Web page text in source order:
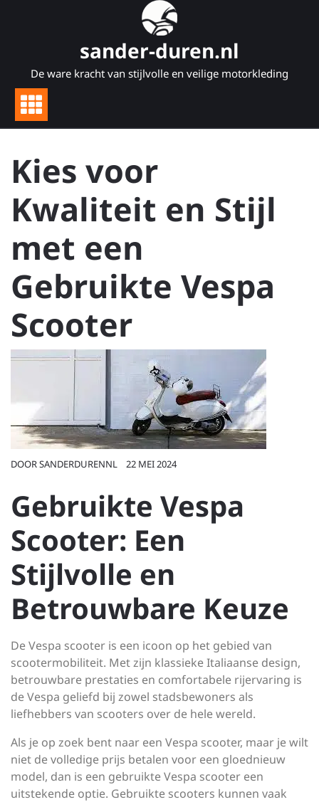
sander-duren.nl
De ware kracht van stijlvolle en veilige motorkleding
Kies voor
Kwaliteit en Stijl
met een
Gebruikte Vespa
Scooter
DOORSANDERDURENNL 22 MEI 2024
Gebruikte Vespa
Scooter: Een
Stijlvolle en
Betrouwbare Keuze
De Vespa scooter is een icoon op het gebied van
scootermobiliteit. Met zijn klassieke Italiaanse design,
betrouwbare prestaties en comfortabele rijervaring is
de Vespa geliefd bij zowel stadsbewoners als
liefhebbers van scooters over de hele wereld.
Als je op zoek bent naar een Vespa scooter, maar je wilt
niet de volledige prijs betalen voor een gloednieuw
model, dan is een gebruikte Vespa scooter een
uitstekende optie. Gebruikte scooters kunnen vaak